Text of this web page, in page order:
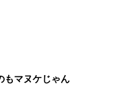
もマヌケじゃん